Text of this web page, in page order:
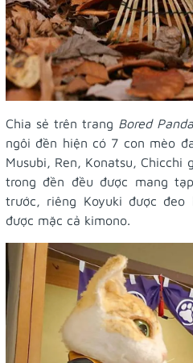
Chia sẻ trên trang Bored Panda
ngôi đền hiện có 7 con mèo
Musubi, Ren, Konatsu, Chicchi
trong đền đều được mang
trước, riêng Koyuki được
được mặc cả kimono.